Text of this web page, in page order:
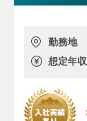
勤務地
想定年収